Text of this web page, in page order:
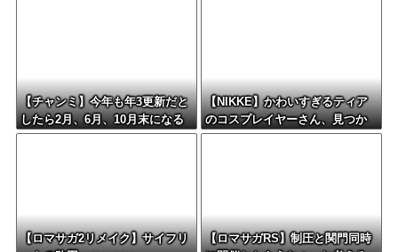
【チャンミ】今年も年3更新だと
したら2月、6月、10月末になる
けどこれ毎回LoH月だから暇すぎ
【NIKKE】かわいすぎるティア
のコスプレイヤーさん、見つか
るｗｗｗｗｗ【画像】
【ロマサガ2リメイク】サイフリ
【ロマサガRS】制圧と関門同時